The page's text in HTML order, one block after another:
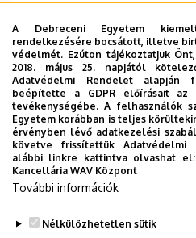
+36
E-mail cím
Cím
4032
körút
Épület
Emelet, ajtó
A Debreceni Egyetem
rendelkezésére bocsátott, illetve
védelmét. Ezúton tájékoztatjuk
2018. május 25. napjától
Adatvédelmi Rendelet alapján
beépítette a GDPR előírásait az
tevékenységébe. A felhasználók
Egyetem korábban is teljes
érvényben lévő adatkezelési
követve frissítettük Adatvédelmi
alábbi linkre kattintva olvashat
Kancellária WAV Központ
További információk
Nélkülözhetetlen sütik